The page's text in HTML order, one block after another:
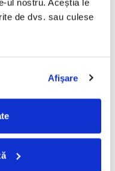
ul nostru. Aceștia le
de dvs. sau culese
Afişare
(CASETA)
ADAUGA IN COS